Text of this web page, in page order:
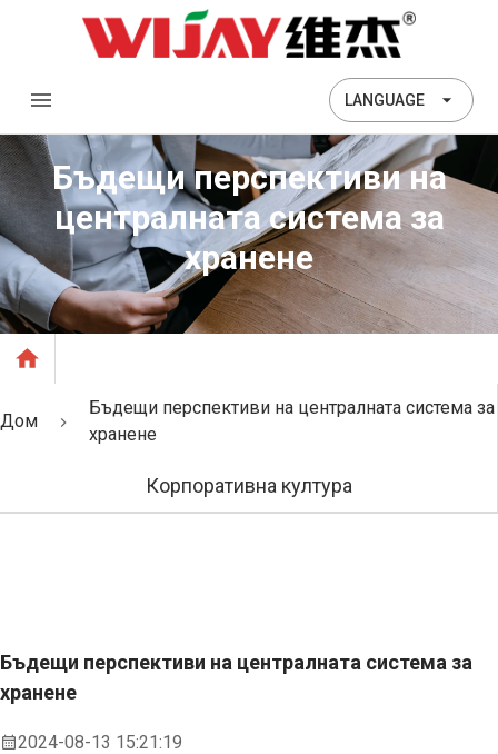
LANGUAGE
Бъдещи перспективи на
централната система за
хранене
Дом
Бъдещи перспективи на централната система за
хранене
Корпоративна култура
Бъдещи перспективи на централната система за
хранене
2024-08-13 15:21:19